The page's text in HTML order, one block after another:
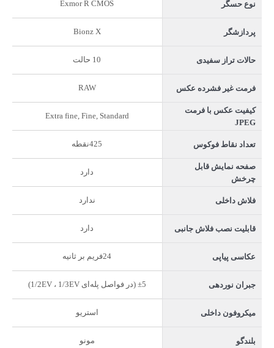
نوع حسگر Exmor R CMOS
پردازشگر Bionz X
حالات تراز سفیدی 10 حالت
فرمت غیر فشرده عکس RAW
کیفیت عکس با فرمت
JPEG
Extra fine, Fine, Standard
تعداد نقاط فوکوس 425نقطه
صفحه نمایش قابل
چرخش
دارد
فلاش داخلی ندارد
قابلیت نصب فلاش جانبی دارد
عکاسی پیاپی 24فریم بر ثانیه
جبران نوردهی ±5 (در فواصل پله‌ای 1/3EV ‏، 1/2EV)
میکروفون داخلی استریو
بلندگو مونو